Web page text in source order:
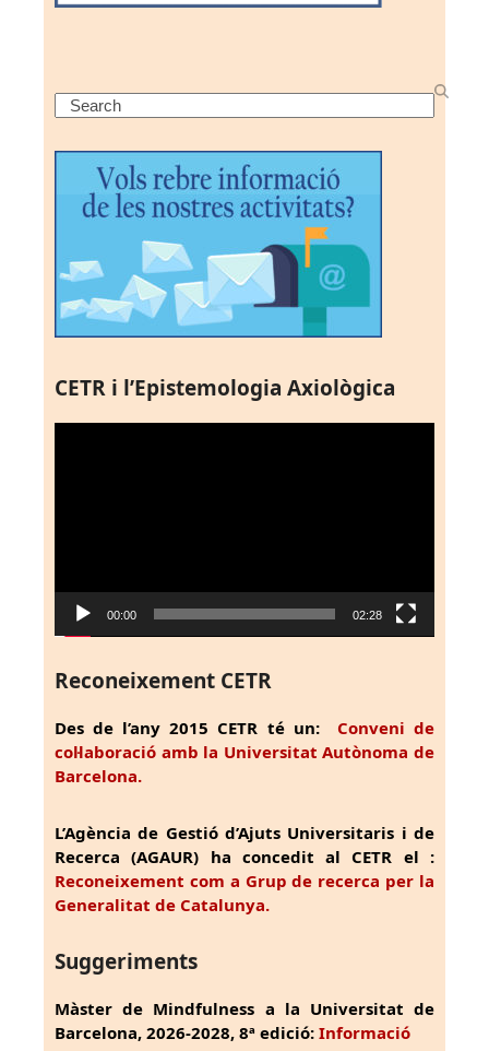
Search
CETR i l’Epistemologia Axiològica
00:00 02:28
Reconeixement CETR
Des de l’any 2015 CETR té un: Conveni de
col·laboració amb la Universitat Autònoma de
Barcelona.
L’Agència de Gestió d’Ajuts Universitaris i de
Recerca (AGAUR) ha concedit al CETR el :
Reconeixement com a Grup de recerca per la
Generalitat de Catalunya.
Suggeriments
Màster de Mindfulness a la Universitat de
Barcelona, 2026-2028, 8ª edició: Informació